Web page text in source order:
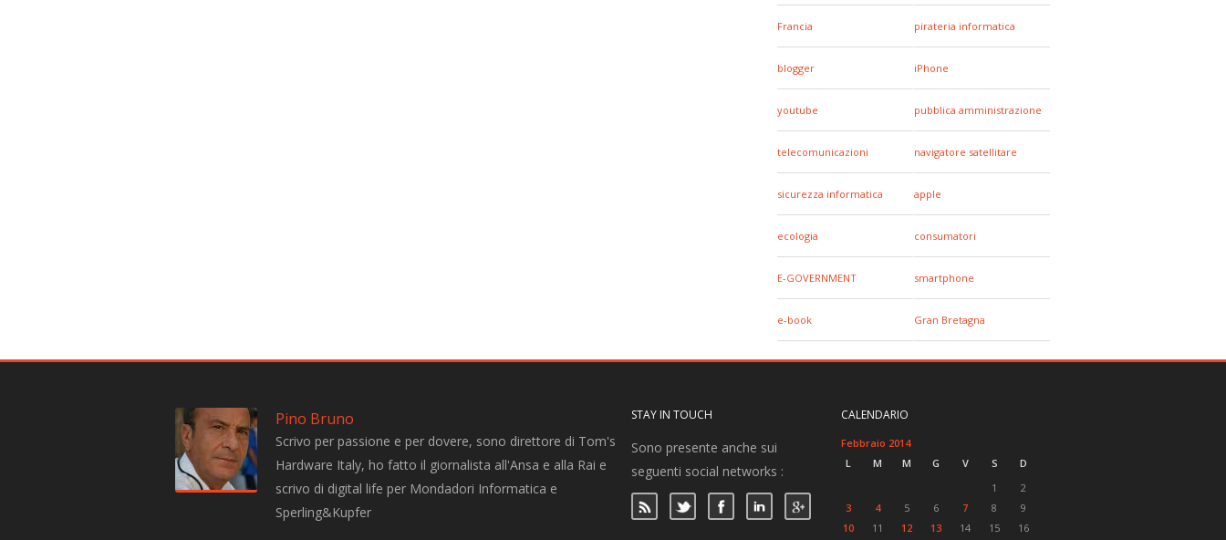
Francia pirateria informatica
blogger iPhone
youtube pubblica amministrazione
telecomunicazioni navigatore satellitare
sicurezza informatica apple
ecologia consumatori
E-GOVERNMENT smartphone
e-book Gran Bretagna
Pino Bruno
Scrivo per passione e per dovere, sono direttore di Tom's
Hardware Italy, ho fatto il giornalista all'Ansa e alla Rai e
scrivo di digital life per Mondadori Informatica e
Sperling&Kupfer
STAY IN TOUCH
Sono presente anche sui
seguenti social networks :
CALENDARIO
Febbraio 2014
L
M M G V S
D
1
2
3
4 5 6 7 8
9
10
11 12 13 14 15
16